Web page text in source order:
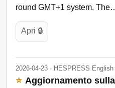
round GMT+1 system.
Apri 🔒
2026-04-23 · HESPRESS
⭐ Aggiornamento